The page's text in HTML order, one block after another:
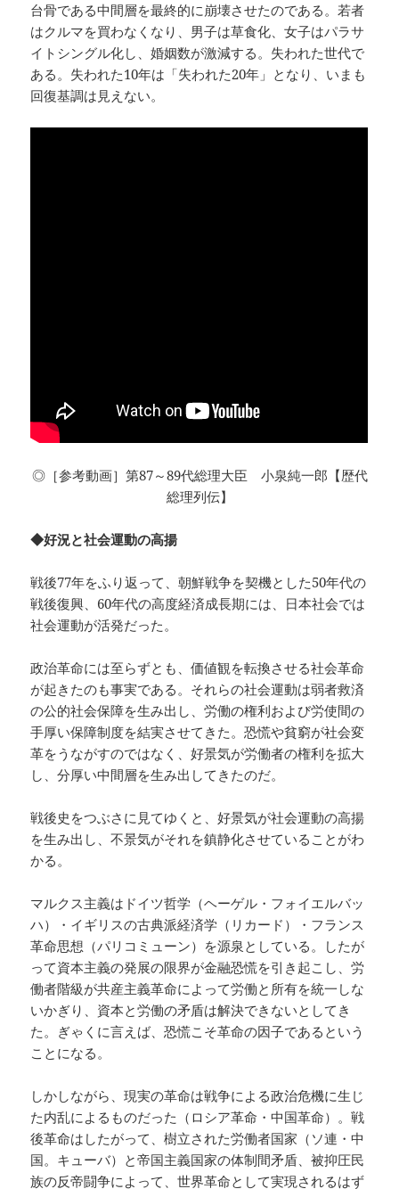
台骨である中間層を最終的に崩壊させたのである。若者
はクルマを買わなくなり、男子は草食化、女子はパラサ
イトシングル化し、婚姻数が激減する。失われた世代で
ある。失われた10年は「失われた20年」となり、いまも
回復基調は見えない。
◎［参考動画］第87～89代総理大臣 小泉純一郎【歴代
総理列伝】
◆好況と社会運動の高揚
戦後77年をふり返って、朝鮮戦争を契機とした50年代の
戦後復興、60年代の高度経済成長期には、日本社会では
社会運動が活発だった。
政治革命には至らずとも、価値観を転換させる社会革命
が起きたのも事実である。それらの社会運動は弱者救済
の公的社会保障を生み出し、労働の権利および労使間の
手厚い保障制度を結実させてきた。恐慌や貧窮が社会変
革をうながすのではなく、好景気が労働者の権利を拡大
し、分厚い中間層を生み出してきたのだ。
戦後史をつぶさに見てゆくと、好景気が社会運動の高揚
を生み出し、不景気がそれを鎮静化させていることがわ
かる。
マルクス主義はドイツ哲学（ヘーゲル・フォイエルバッ
ハ）・イギリスの古典派経済学（リカード）・フランス
革命思想（パリコミューン）を源泉としている。したが
って資本主義の発展の限界が金融恐慌を引き起こし、労
働者階級が共産主義革命によって労働と所有を統一しな
いかぎり、資本と労働の矛盾は解決できないとしてき
た。ぎゃくに言えば、恐慌こそ革命の因子であるという
ことになる。
しかしながら、現実の革命は戦争による政治危機に生じ
た内乱によるものだった（ロシア革命・中国革命）。戦
後革命はしたがって、樹立された労働者国家（ソ連・中
国。キューバ）と帝国主義国家の体制間矛盾、被抑圧民
族の反帝闘争によって、世界革命として実現されるはず